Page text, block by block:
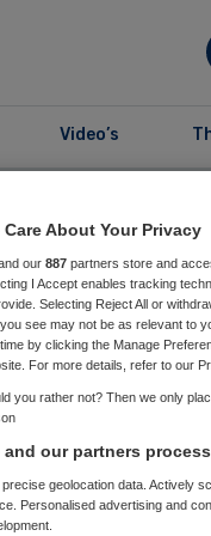
Video’s
99 Editie
› Skipr99
Positie vorig jaar:
Care About Your Privacy
our 887 partners store and
I Accept enables tracking
Selecting Reject All or
see may not be as relevant to
by clicking the Manage
For more details, refer to our
you rather not? Then we only
and our partners
geolocation data. Actively
Personalised advertising and